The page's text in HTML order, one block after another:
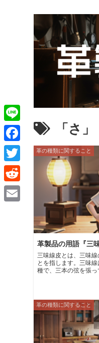
「さ」
革の種類に関すること
革製品の用語『三
三味線皮とは、三味
とを指します。三味
種で、三本の弦を張
す。三味線皮には、
物の皮が使用されま
般的で、音質が良い
物の皮をなめして加工
皮を柔らかくして腐
皮は、なめした後に
に張られます。
革の種類に関すること
L
i
n
e
F
a
c
e
T
w
i
R